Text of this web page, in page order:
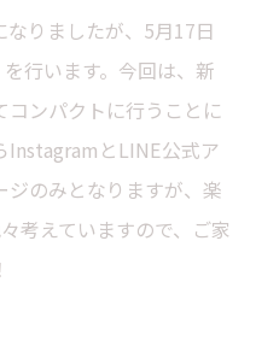
りましたが、5月17日
行います。今回は、新
ンパクトに行うことに
InstagramとLINE公式ア
ジのみとなりますが、楽
考えていますので、ご家